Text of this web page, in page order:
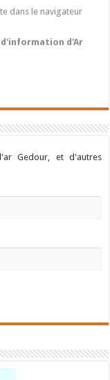
dans le navigateur
d'Ar
Gedour, et d'autres